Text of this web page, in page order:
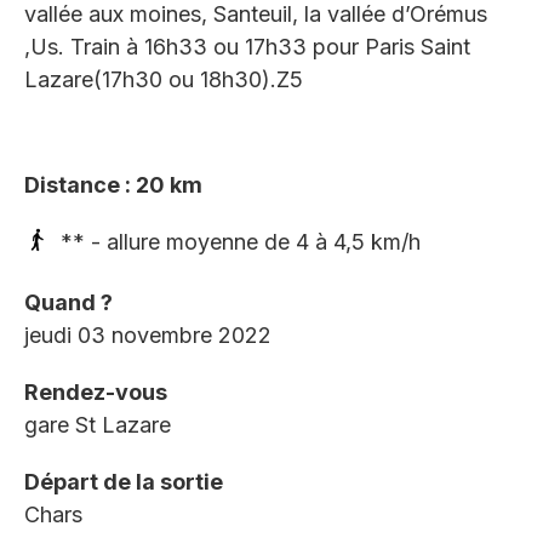
vallée aux moines, Santeuil, la vallée d’Orémus
,Us. Train à 16h33 ou 17h33 pour Paris Saint
Lazare(17h30 ou 18h30).Z5
Distance : 20 km
** - allure moyenne de 4 à 4,5 km/h
Quand ?
jeudi 03 novembre 2022
Rendez-vous
gare St Lazare
Départ de la sortie
Chars